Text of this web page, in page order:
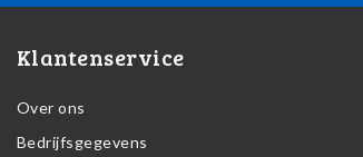
Klantenservice
Over ons
Bedrijfsgegevens